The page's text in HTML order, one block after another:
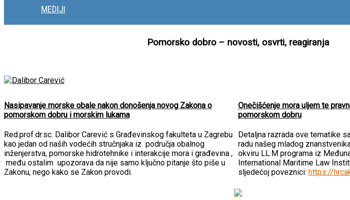
MEDIJI
Pomorsko dobro – novosti, osvrti, reagiranja
Nasipavanje morske obale nakon donošenja novog Zakona o
pomorskom dobru i morskim lukama
Red.prof.dr.sc. Dalibor Carević s Građevinskog fakulteta u Zagrebu
kao jedan od naših vodećih stručnjaka iz područja obalnog
inženjerstva, pomorske hidrotehnike i interakcije mora i građevina ,
među ostalim upozorava da nije samo ključno pitanje što piše u
Zakonu, nego kako se Zakon provodi.
Onečišćenje mora uljem te
pomorskom dobru
Detaljna razrada ove tematike
radu našeg mladog
okviru LL.M programa iz
International Maritime Law
sljedećoj poveznici: https://